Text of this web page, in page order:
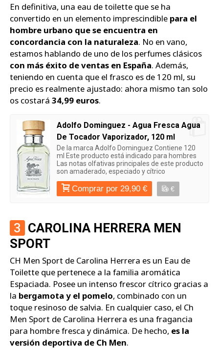
En definitiva, una eau de toilette que se ha
convertido en un elemento imprescindible para el
hombre urbano que se encuentra en
concordancia con la naturaleza. No en vano,
estamos hablando de uno de los perfumes clásicos
con más éxito de ventas en España. Además,
teniendo en cuenta que el frasco es de 120 ml, su
precio es realmente ajustado: ahora mismo tan solo
os costará 34,99 euros.
Adolfo Dominguez - Agua Fresca Agua
De Tocador Vaporizador, 120 ml
De la marca Adolfo Dominguez Contiene 120
ml Este producto está indicado para hombres
Las notas olfativas principales de este producto
son amaderado, especiado y cítrico
Comprar por 29,90 € €
3 CAROLINA HERRERA MEN
SPORT
CH Men Sport de Carolina Herrera es un Eau de
Toilette que pertenece a la familia aromática
Espaciada. Posee un intenso frescor cítrico gracias a
la bergamota y el pomelo, combinado con un
toque resinoso de salvia. En cualquier caso, el Ch
Men Sport de Carolina Herrera es una fragancia
para hombre fresca y dinámica. De hecho, es la
versión deportiva de Ch Men.